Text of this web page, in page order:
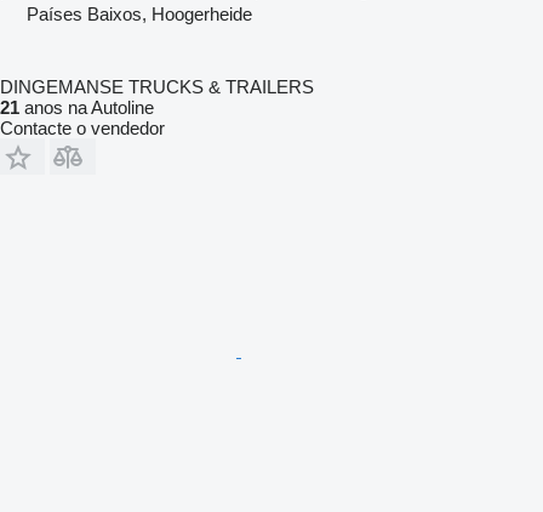
Países Baixos, Hoogerheide
DINGEMANSE TRUCKS & TRAILERS
21 anos na Autoline
Contacte o vendedor